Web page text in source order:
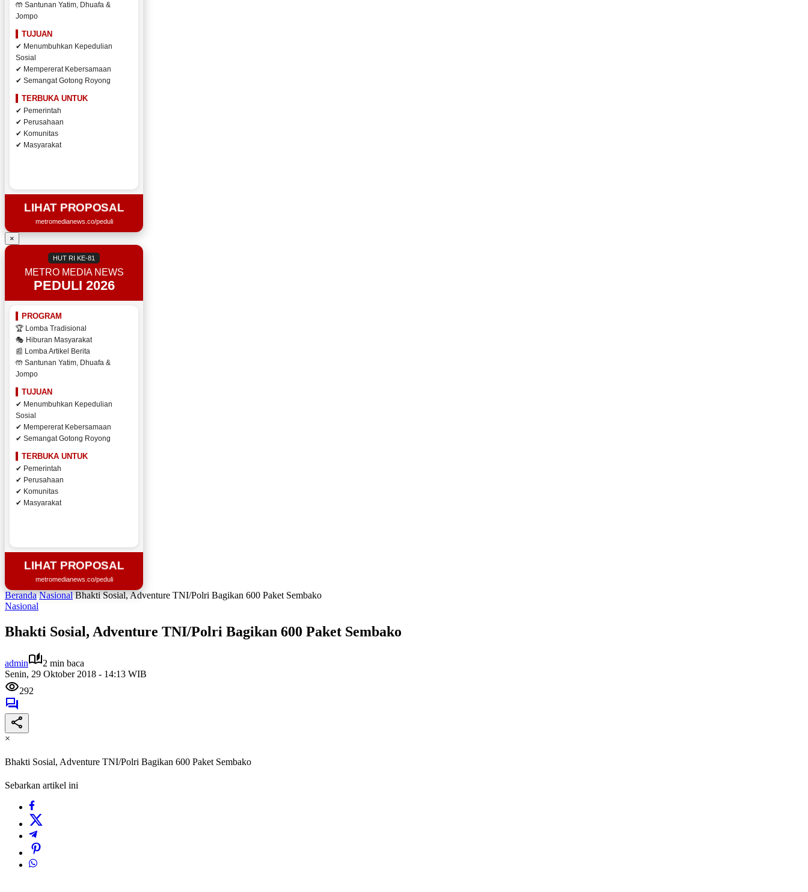
🤲 Santunan Yatim, Dhuafa &
Jompo
TUJUAN
✔ Menumbuhkan Kepedulian
Sosial
✔ Mempererat Kebersamaan
✔ Semangat Gotong Royong
TERBUKA UNTUK
✔ Pemerintah
✔ Perusahaan
✔ Komunitas
✔ Masyarakat
LIHAT PROPOSAL
metromedianews.co/peduli
×
HUT RI KE-81
METRO MEDIA NEWS
PEDULI 2026
PROGRAM
🏆 Lomba Tradisional
🎭 Hiburan Masyarakat
📰 Lomba Artikel Berita
🤲 Santunan Yatim, Dhuafa &
Jompo
TUJUAN
✔ Menumbuhkan Kepedulian
Sosial
✔ Mempererat Kebersamaan
✔ Semangat Gotong Royong
TERBUKA UNTUK
✔ Pemerintah
✔ Perusahaan
✔ Komunitas
✔ Masyarakat
LIHAT PROPOSAL
metromedianews.co/peduli
Beranda Nasional Bhakti Sosial, Adventure TNI/Polri Bagikan 600 Paket Sembako
Nasional
Bhakti Sosial, Adventure TNI/Polri Bagikan 600 Paket Sembako
admin
2 min baca
Senin, 29 Oktober 2018 - 14:13 WIB
292
×
Bhakti Sosial, Adventure TNI/Polri Bagikan 600 Paket Sembako
Sebarkan artikel ini